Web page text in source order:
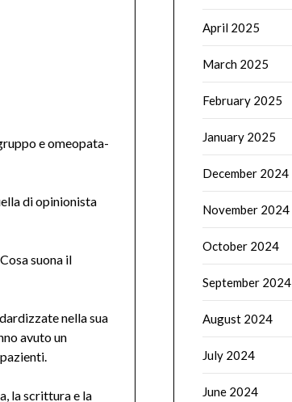
e omeopata-
di opinionista
suona il
nella sua
avuto un
la scrittura e la
April 2025
March 2025
February 2025
January 2025
December 2024
November 2024
October 2024
September 2024
August 2024
July 2024
June 2024